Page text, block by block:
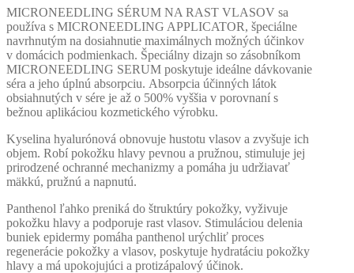
MICRONEEDLING SÉRUM NA RAST VLASOV sa
používa s MICRONEEDLING APPLICATOR, špeciálne
navrhnutým na dosiahnutie maximálnych možných účinkov
v domácich podmienkach. Špeciálny dizajn so zásobníkom
MICRONEEDLING SERUM poskytuje ideálne dávkovanie
séra a jeho úplnú absorpciu. Absorpcia účinných látok
obsiahnutých v sére je až o 500% vyššia v porovnaní s
bežnou aplikáciou kozmetického výrobku.
Kyselina hyalurónová obnovuje hustotu vlasov a zvyšuje ich
objem. Robí pokožku hlavy pevnou a pružnou, stimuluje jej
prirodzené ochranné mechanizmy a pomáha ju udržiavať
mäkkú, pružnú a napnutú.
Panthenol ľahko preniká do štruktúry pokožky, vyživuje
pokožku hlavy a podporuje rast vlasov. Stimuláciou delenia
buniek epidermy pomáha panthenol urýchliť proces
regenerácie pokožky a vlasov, poskytuje hydratáciu pokožky
hlavy a má upokojujúci a protizápalový účinok.